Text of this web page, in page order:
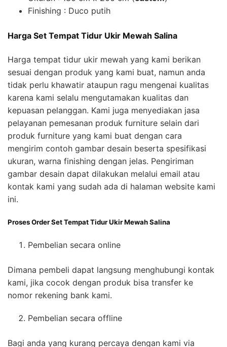
Finishing : Duco putih
Harga Set Tempat Tidur Ukir Mewah Salina
Harga tempat tidur ukir mewah yang kami berikan
sesuai dengan produk yang kami buat, namun anda
tidak perlu khawatir ataupun ragu mengenai kualitas
karena kami selalu mengutamakan kualitas dan
kepuasan pelanggan. Kami juga menyediakan jasa
pelayanan pemesanan produk furniture selain dari
produk furniture yang kami buat dengan cara
mengirim contoh gambar desain beserta spesifikasi
ukuran, warna finishing dengan jelas. Pengiriman
gambar desain dapat dilakukan melalui email atau
kontak kami yang sudah ada di halaman website kami
ini.
Proses Order Set Tempat Tidur Ukir Mewah Salina
Pembelian secara online
Dimana pembeli dapat langsung menghubungi kontak
kami, jika cocok dengan produk bisa transfer ke
nomor rekening bank kami.
Pembelian secara offline
Bagi anda yang kurang percaya dengan kami via